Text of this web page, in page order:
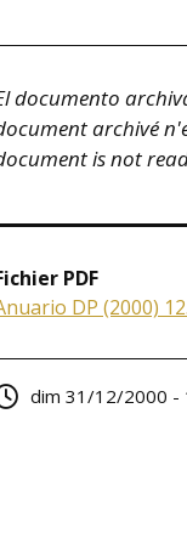
documento
archivé
is not
PDF
DP (2000)
dim 31/12/2000 -